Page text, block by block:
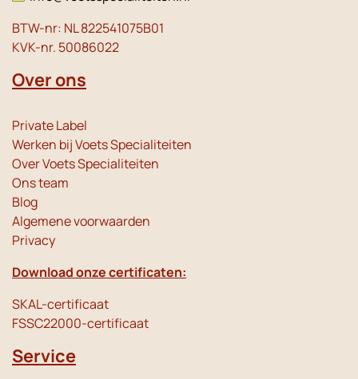
BTW-nr: NL 822541075B01
KVK-nr. 50086022
Over ons
Private Label
Werken bij Voets Specialiteiten
Over Voets Specialiteiten
Ons team
Blog
Algemene voorwaarden
Privacy
Download onze certificaten:
SKAL-certificaat
FSSC22000-certificaat
Service